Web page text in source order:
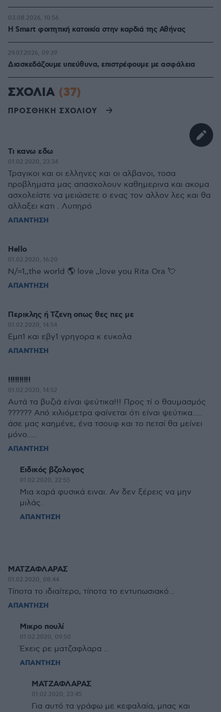
Η Smart φοιτητική κατοικία στην καρδιά της Αθήνας
03.08.2026, 10:56
Διασκεδάζουμε υπεύθυνα, επιστρέφουμε με ασφάλεια
29.07.2026, 09:39
ΣΧΟΛΙΑ (37)
ΠΡΟΣΘΗΚΗ ΣΧΟΛΙΟΥ
Τι κανω εδω
01.02.2020, 23:34
Τραγικοι και οι ελληνες και οι αλβανοι, τοσα
προβληματα μας απασχολουν καθημερινα και ακομα
ασχολείστε να μειώσετε ο ενας τον αλλον λες και θα
αλλαξει κατι . Λυπηρό
ΑΠΑΝΤΗΣΗ
Hello
01.02.2020, 16:20
N/=1,,the world 🌎 love ,,love you Rita Ora 💘
ΑΠΑΝΤΗΣΗ
Περικλης ή Τζενη οπως θες πες με
01.02.2020, 14:54
Εμπ1 και εβγ1 γρηγορα κ ευκολα
ΑΠΑΝΤΗΣΗ
!!!!!!!!!!
01.02.2020, 14:52
Αυτά τα βυζιά είναι ψεύτικα!!! Προς τί ο θαυμασμός
?????? Από χιλιόμετρα φαίνεται ότι είναι ψεύτικα.....
άσε μας καημένε, ένα τσουφ και το πετσί θα μείνει
μόνο.....
ΑΠΑΝΤΗΣΗ
Ειδικός βζολογος
01.02.2020, 22:55
Μια χαρά φυσικά ειναι. Αν δεν ξέρεις να μην
μιλάς.
ΑΠΑΝΤΗΣΗ
ΜΑΤΖΑΦΛΑΡΑΣ
01.02.2020, 08:44
Τίποτα το ιδιαίτερο, τίποτα το εντυπωσιακό...
ΑΠΑΝΤΗΣΗ
Μικρο πουλί
01.02.2020, 09:50
Έχεις ρε ματζαφλαρα ..
ΑΠΑΝΤΗΣΗ
ΜΑΤΖΑΦΛΑΡΑΣ
01.02.2020, 23:45
Για αυτό τα γράφω με κεφαλαία, μπας και